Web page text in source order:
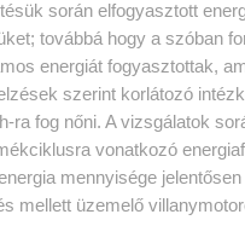
során elfogyasztott
továbbá hogy a szóban
energiát fogyasztottak,
szerint korlátozó
ra fog nőni. A vizsgálatok
vonatkozó
mennyisége
mellett üzemelő